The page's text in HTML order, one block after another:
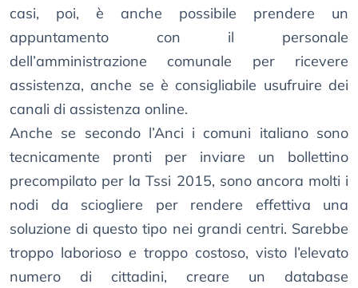
casi, poi, è anche possibile prendere un
appuntamento con il personale
dell’amministrazione comunale per ricevere
assistenza, anche se è consigliabile usufruire dei
canali di assistenza online.
Anche se secondo l’Anci i comuni italiano sono
tecnicamente pronti per inviare un bollettino
precompilato per la Tssi 2015, sono ancora molti i
nodi da sciogliere per rendere effettiva una
soluzione di questo tipo nei grandi centri. Sarebbe
troppo laborioso e troppo costoso, visto l’elevato
numero di cittadini, creare un database